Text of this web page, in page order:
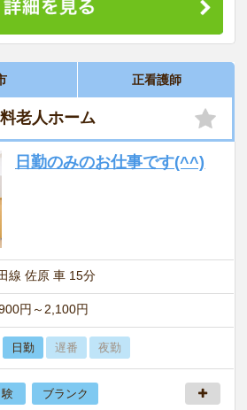
正看護師
老人ホーム
日勤のみのお仕事です(^^)
線 佐原 車 15分
円～2,100円
日勤 遅番 夜勤
ブランク